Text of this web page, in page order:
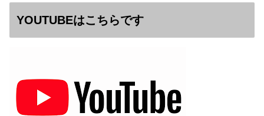
YOUTUBEはこちらです